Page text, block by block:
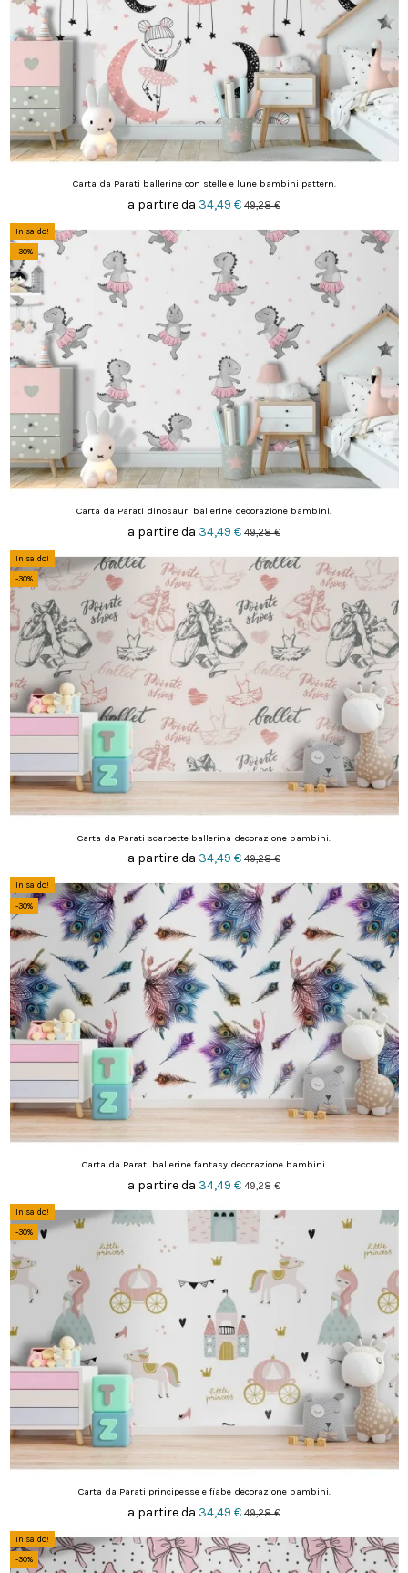
Carta da Parati ballerine con stelle e lune bambini pattern.
a partire da 34,49 € 49,28 €
In saldo!
-30%
Carta da Parati dinosauri ballerine decorazione bambini.
a partire da 34,49 € 49,28 €
In saldo!
-30%
Carta da Parati scarpette ballerina decorazione bambini.
a partire da 34,49 € 49,28 €
In saldo!
-30%
Carta da Parati ballerine fantasy decorazione bambini.
a partire da 34,49 € 49,28 €
In saldo!
-30%
Carta da Parati principesse e fiabe decorazione bambini.
a partire da 34,49 € 49,28 €
In saldo!
-30%